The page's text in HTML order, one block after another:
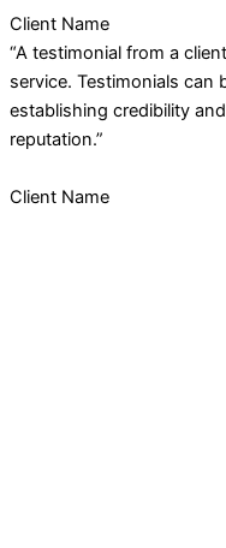
Client Name
“A testimonial from a
service. Testimonials can
establishing credibility
reputation.”
Client Name